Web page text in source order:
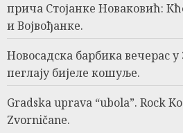
прича Стојанке Новаковић:
и Војвођанке.
Новосадска барбика вечерас
пеглају бијеле кошуље.
Gradska uprava “ubola”. Rock
Zvorničane.